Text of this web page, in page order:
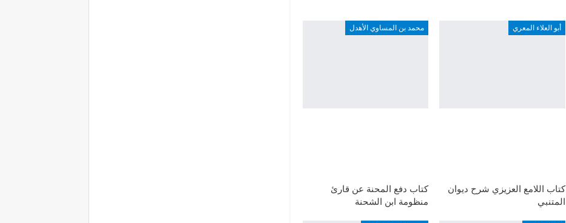
أبو العلاء المعري
كتاب اللامع العزيزي شرح ديوان
المتنبي
محمد بن المساوي الأهدل
كتاب دفع المحنة عن قارئ
منظومة ابن الشحنة